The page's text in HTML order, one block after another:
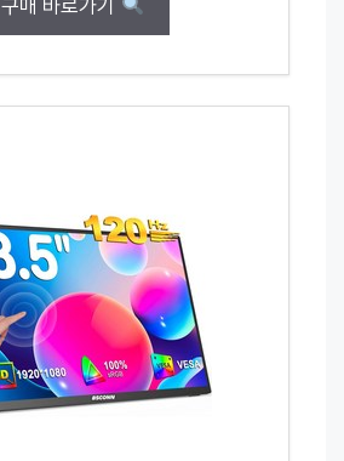
구매 바로가기